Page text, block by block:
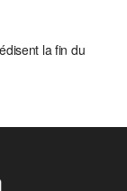
la fin du